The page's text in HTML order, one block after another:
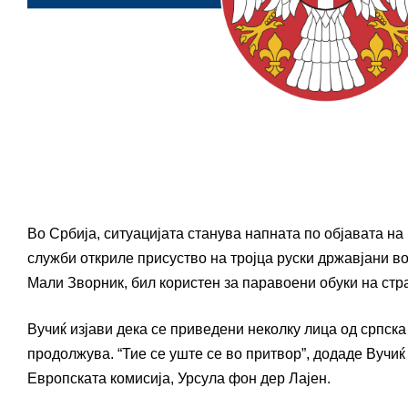
Во Србија, ситуацијата станува напната по објавата
служби откриле присуство на тројца руски државјани
Мали Зворник, бил користен за паравоени обуки на
Вучиќ изјави дека се приведени неколку лица од
продолжува. “Тие се уште се во притвор”, додаде
Европската комисија, Урсула фон дер Лајен.